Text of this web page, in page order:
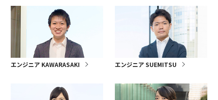
エンジニア KAWARASAKI エンジニア SUEMITSU